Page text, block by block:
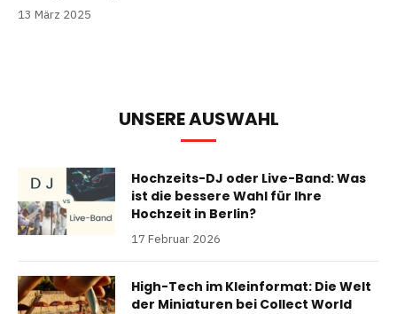
13 März 2025
UNSERE AUSWAHL
Hochzeits-DJ oder Live-Band: Was
ist die bessere Wahl für Ihre
Hochzeit in Berlin?
17 Februar 2026
High-Tech im Kleinformat: Die Welt
der Miniaturen bei Collect World